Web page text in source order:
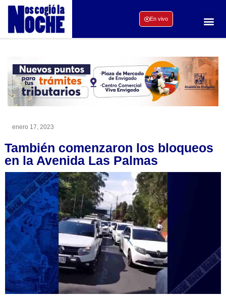
En vivo
enero 17, 2023
También comenzaron los bloqueos
en la Avenida Las Palmas